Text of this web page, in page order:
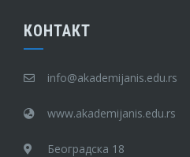
КОНТАКТ
info@akademijanis.edu.rs
www.akademijanis.edu.rs
Београдска 18